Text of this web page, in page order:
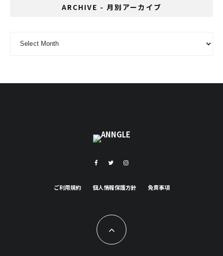
ARCHIVE - 月別アーカイブ
ご利用規約 個人情報保護方針 免責事項